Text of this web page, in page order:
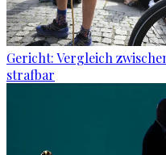
Gericht: Ver­gleich
straf­bar